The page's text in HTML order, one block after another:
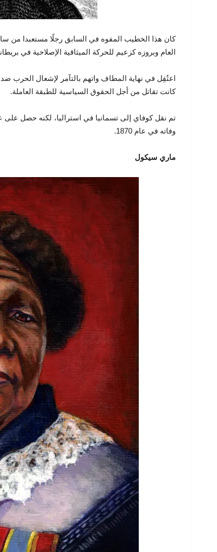
كان هذا الخطيب المفوه في السابق رجلًا مستعبدا من
العام وبروزه كزعيم للحركة الميثاقية الإصلاحية في
اعتُقِل في نهاية المطاف واتهم بالتآمر لإشعال الحرب
كانت تقاتل من أجل الحقوق السياسية للطبقة العاملة.
تم نقل كوفاي إلى تسمانيا في استراليا، لكنه حصل
وفاته في عام 1870.
ماري سيكول